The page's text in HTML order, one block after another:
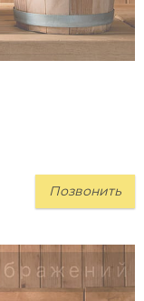
Позвонить